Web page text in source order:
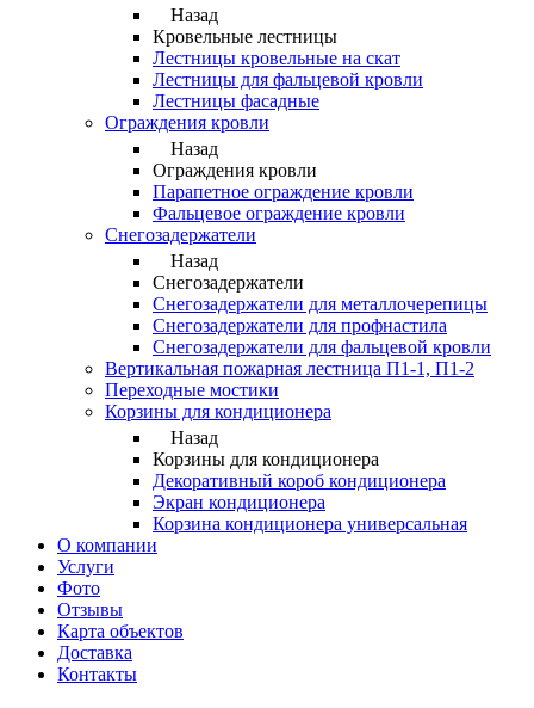
Назад
Кровельные лестницы
Лестницы кровельные на скат
Лестницы для фальцевой кровли
Лестницы фасадные
Ограждения кровли
Назад
Ограждения кровли
Парапетное ограждение кровли
Фальцевое ограждение кровли
Снегозадержатели
Назад
Снегозадержатели
Снегозадержатели для металлочерепицы
Снегозадержатели для профнастила
Снегозадержатели для фальцевой кровли
Вертикальная пожарная лестница П1-1, П1-2
Переходные мостики
Корзины для кондиционера
Назад
Корзины для кондиционера
Декоративный короб кондиционера
Экран кондиционера
Корзина кондиционера универсальная
О компании
Услуги
Фото
Отзывы
Карта объектов
Доставка
Контакты